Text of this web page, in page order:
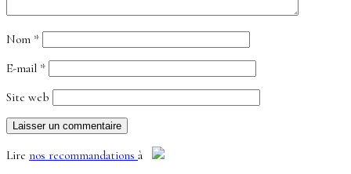
Nom *
E-mail *
Site web
Lire nos recommandations à